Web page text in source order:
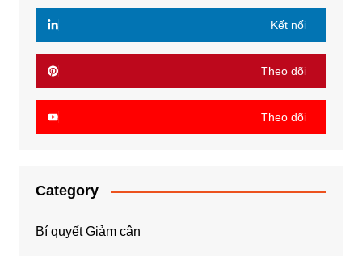
Kết nối
Theo dõi
Theo dõi
Category
Bí quyết Giảm cân